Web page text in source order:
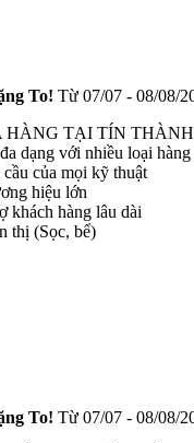
To! Từ 07/07 - 08/08/
HÀNG TẠI TÍN
dạng với nhiều loại hàng
của mọi kỹ thuật
hiệu lớn
khách hàng lâu dài
thị (Sọc, bể)
To! Từ 07/07 - 08/08/